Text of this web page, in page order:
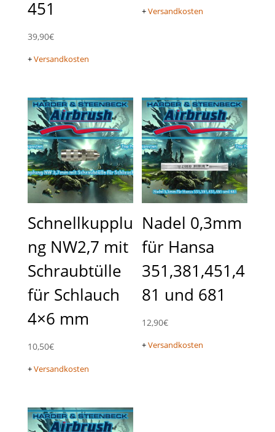
451
39,90€
+Versandkosten
+Versandkosten
Schnellkupplu
ng NW2,7 mit
Schraubtülle
für Schlauch
4×6 mm
10,50€
+Versandkosten
Nadel 0,3mm
für Hansa
351,381,451,4
81 und 681
12,90€
+Versandkosten